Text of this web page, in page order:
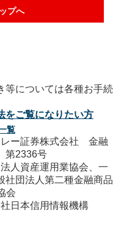
プへ
をご覧になりたい方
覧
レー証券株式会社 金融
第2336号
人資産運用業協会、一
社団法人第二種金融商品
会
日本信用情報機構